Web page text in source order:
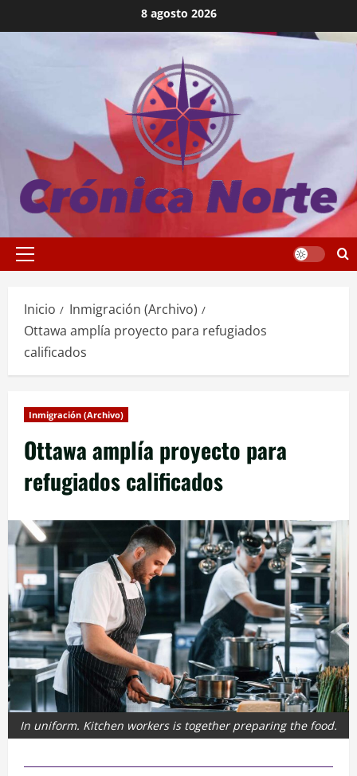
al
8 agosto 2026
Menú
Inicio
Inmigración (Archivo)
Ottawa amplía proyecto para refugiados
calificados
Inmigración (Archivo)
Ottawa amplía proyecto para
refugiados calificados
In uniform. Kitchen workers is together preparing the food.